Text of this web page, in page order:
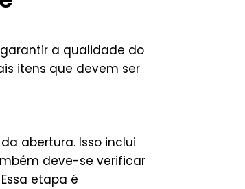
a qualidade do
itens que devem ser
abertura. Isso inclui
deve-se verificar
etapa é